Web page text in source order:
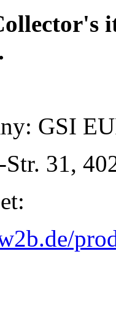
GSI
31,